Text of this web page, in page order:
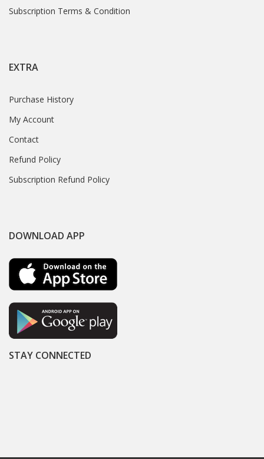
Subscription Terms & Condition
EXTRA
Purchase History
My Account
Contact
Refund Policy
Subscription Refund Policy
DOWNLOAD APP
STAY CONNECTED